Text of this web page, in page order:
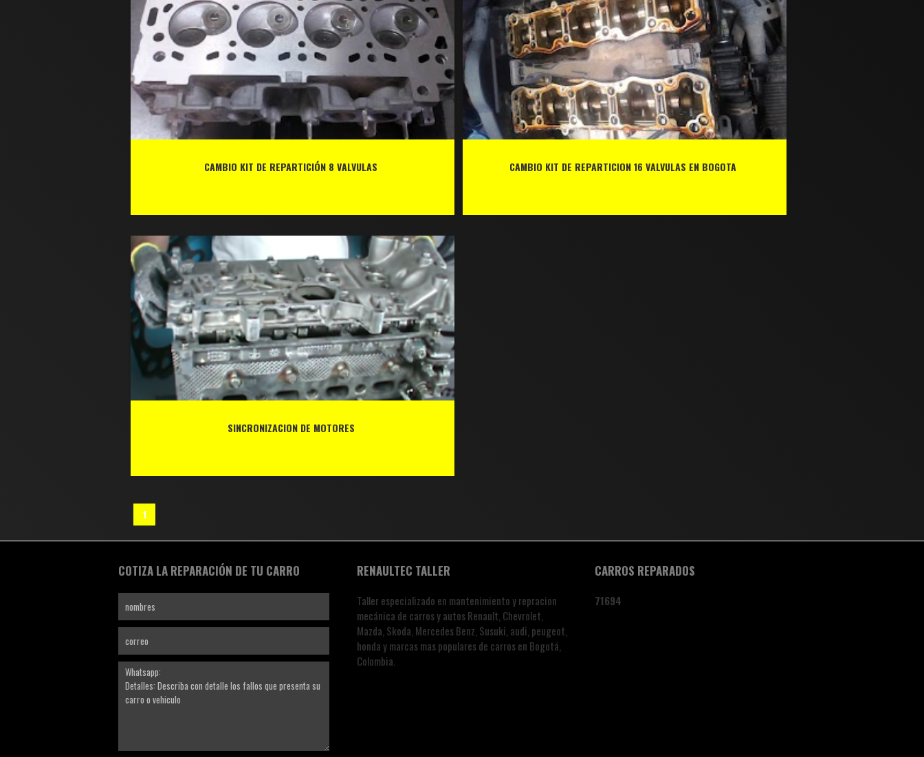
CAMBIO KIT DE REPARTICIÓN 8 VALVULAS CAMBIO KIT DE REPARTICION 16 VALVULAS EN BOGOTA
SINCRONIZACION DE MOTORES
1
COTIZA LA REPARACIÓN DE TU CARRO RENAULTEC TALLER
Taller especializado en mantenimiento y repracion
mecánica de carros y autos Renault, Chevrolet,
Mazda, Skoda, Mercedes Benz, Susuki, audi, peugeot,
honda y marcas mas populares de carros en Bogotá,
Colombia.
CARROS REPARADOS
71694